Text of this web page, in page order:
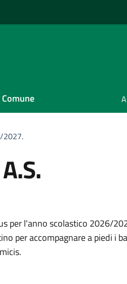
2027.
per l'anno scolastico 2026/
per accompagnare a piedi i